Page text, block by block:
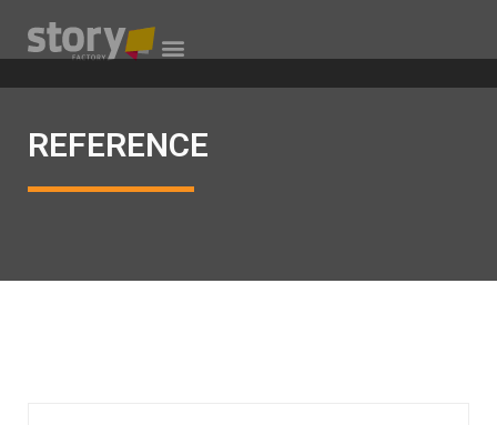
REFERENCE